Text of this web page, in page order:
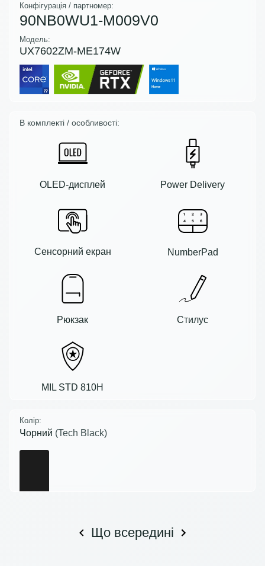
Конфігурація / партномер:
90NB0WU1-M009V0
Модель:
UX7602ZM-ME174W
В комплекті / особливості:
OLED-дисплей Power Delivery
Сенсорний екран NumberPad
Рюкзак Стилус
MIL STD 810H
Колір:
Чорний (Tech Black)
Що всередині